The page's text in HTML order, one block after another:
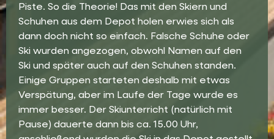
Piste. So die Theorie! Das mit den Skiern und
Schuhen aus dem Depot holen erwies sich als
dann doch nicht so einfach. Falsche Schuhe oder
Ski wurden angezogen, obwohl Namen auf den
Ski und später auch auf den Schuhen standen.
Einige Gruppen starteten deshalb mit etwas
Verspätung, aber im Laufe der Tage wurde es
immer besser. Der Skiunterricht (natürlich mit
Pause) dauerte dann bis ca. 15.00 Uhr,